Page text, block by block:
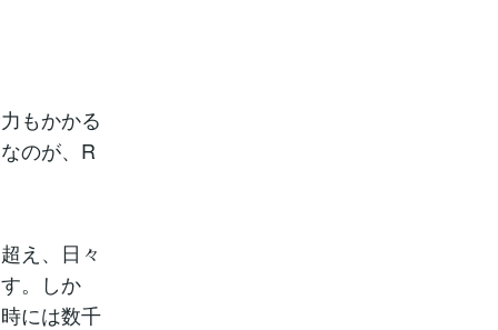
もかかる
のが、R
え、日々
。しか
には数千